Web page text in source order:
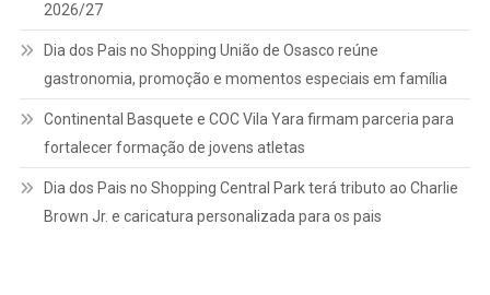
2026/27
Dia dos Pais no Shopping União de Osasco reúne
gastronomia, promoção e momentos especiais em família
Continental Basquete e COC Vila Yara firmam parceria para
fortalecer formação de jovens atletas
Dia dos Pais no Shopping Central Park terá tributo ao Charlie
Brown Jr. e caricatura personalizada para os pais